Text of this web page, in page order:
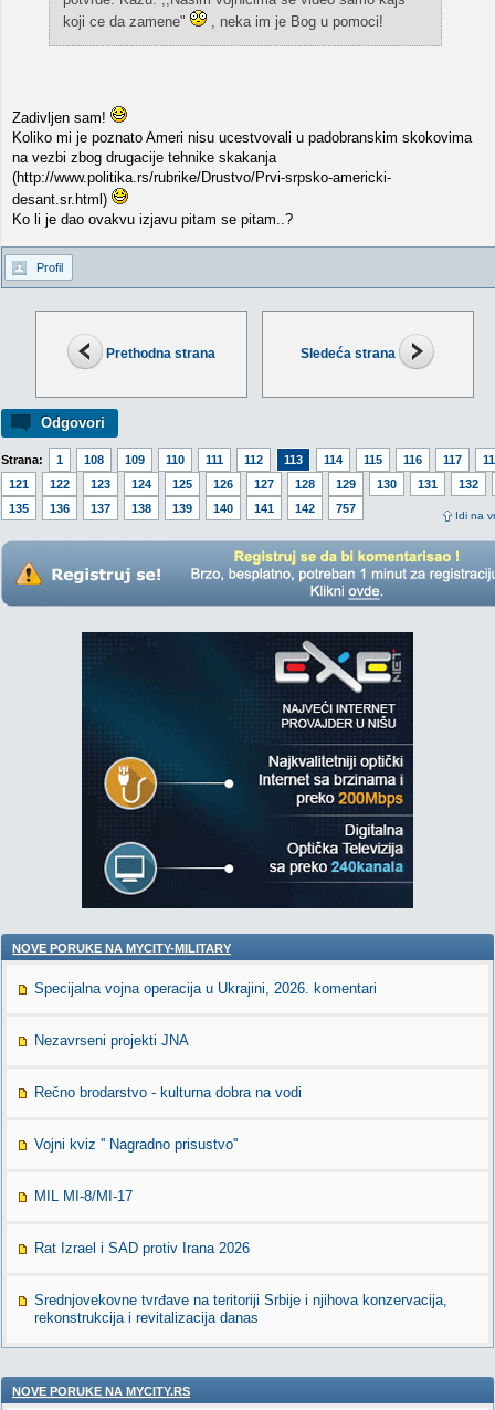
Prethodna strana Sledeća strana
Odgovori
Strana: 1 108 109 110 111 112 113 114 115 116 117
121
122 123 124 125 126 127 128 129 130 131
132
135
136 137 138 139 140 141 142 757
Idi na
koji ce da zamene"
, neka im je Bog u pomoci!
Zadivljen sam!
Koliko mi je poznato Ameri nisu ucestvovali u padobranskim skokovima
na vezbi zbog drugacije tehnike skakanja
(http://www.politika.rs/rubrike/Drustvo/Prvi-srpsko-americki-
desant.sr.html)
Ko li je dao ovakvu izjavu pitam se pitam..?
Profil
NOVE PORUKE NA MYCITY-MILITARY
Specijalna vojna operacija u Ukrajini, 2026. komentari
Nezavrseni projekti JNA
Rečno brodarstvo - kulturna dobra na vodi
Vojni kviz '' Nagradno prisustvo''
MIL MI-8/MI-17
Rat Izrael i SAD protiv Irana 2026
Srednjovekovne tvrđave na teritoriji Srbije i njihova konzervacija,
rekonstrukcija i revitalizacija danas
NOVE PORUKE NA MYCITY.RS